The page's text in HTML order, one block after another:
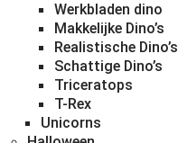
Werkbladen dino
Makkelijke Dino’s
Realistische Dino’s
Schattige Dino’s
Triceratops
T-Rex
Unicorns